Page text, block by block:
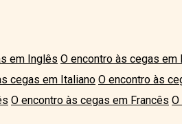
em Inglês O encontro às cegas em
cegas em Italiano O encontro às
O encontro às cegas em Francês